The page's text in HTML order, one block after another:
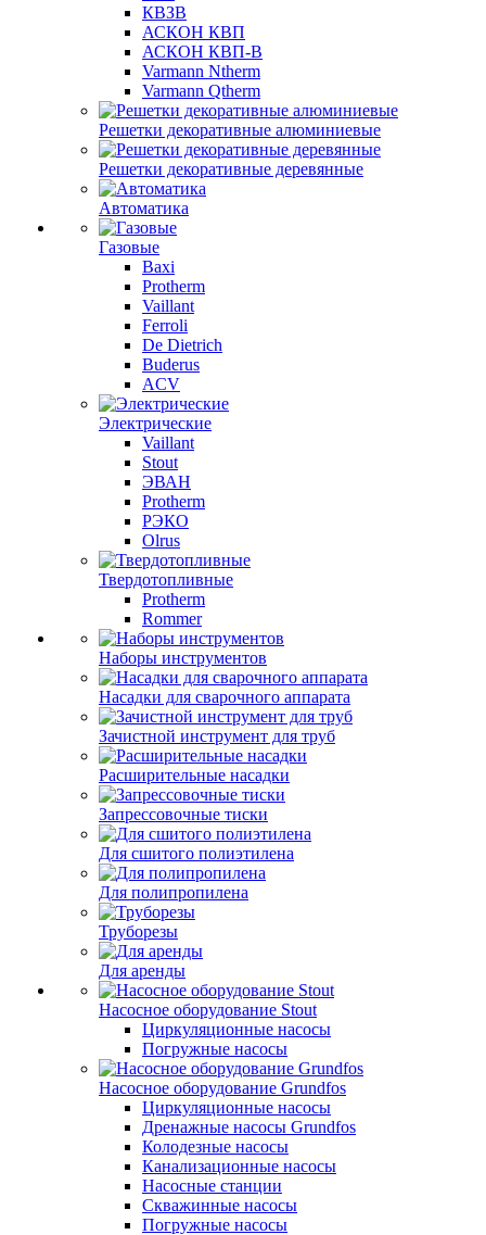
КВЗВ
АСКОН КВП
АСКОН КВП-В
Varmann Ntherm
Varmann Qtherm
Решетки декоративные алюминиевые
Решетки декоративные деревянные
Автоматика
Газовые
Baxi
Protherm
Vaillant
Ferroli
De Dietrich
Buderus
ACV
Электрические
Vaillant
Stout
ЭВАН
Protherm
РЭКО
Olrus
Твердотопливные
Protherm
Rommer
Наборы инструментов
Насадки для сварочного аппарата
Зачистной инструмент для труб
Расширительные насадки
Запрессовочные тиски
Для сшитого полиэтилена
Для полипропилена
Труборезы
Для аренды
Насосное оборудование Stout
Циркуляционные насосы
Погружные насосы
Насосное оборудование Grundfos
Циркуляционные насосы
Дренажные насосы Grundfos
Колодезные насосы
Канализационные насосы
Насосные станции
Скважинные насосы
Погружные насосы